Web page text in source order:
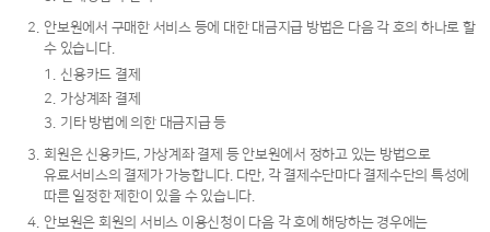
2.
안보원에서 구매한 서비스 등에 대한 대금지급 방법은 다음 각 호의 하나로 할
수 있습니다.
1.
신용카드 결제
2.
가상계좌 결제
3.
기타 방법에 의한 대금지급 등
3. 회원은 신용카드, 가상계좌 결제 등 안보원에서 정하고 있는 방법으로
유료서비스의 결제가 가능합니다. 다만, 각 결제수단마다 결제수단의 특성에
따른 일정한 제한이 있을 수 있습니다.
4. 안보원은 회원의 서비스 이용신청이 다음 각 호에 해당하는 경우에는